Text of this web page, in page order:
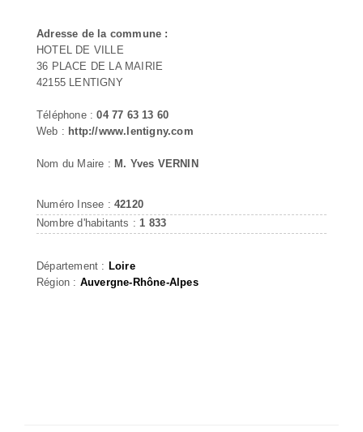
Adresse de la commune :
HOTEL DE VILLE
36 PLACE DE LA MAIRIE
42155 LENTIGNY
Téléphone :04 77 63 13 60
Web : http://www.lentigny.com
Nom du Maire : M. Yves VERNIN
Numéro Insee : 42120
Nombre d'habitants : 1 833
Département : Loire
Région : Auvergne-Rhône-Alpes